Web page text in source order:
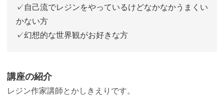
✓自己流でレジンをやっているけどなかなかうまくい
かない方
✓幻想的な世界観がお好きな方
講座の紹介
レジン作家講師とかしきえりです。